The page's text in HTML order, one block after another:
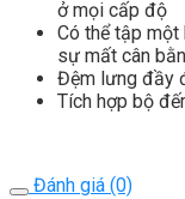
ở mọi cấp độ
Có thể tập một
sự mất cân
Đệm lưng đầy
Tích hợp bộ
Đánh giá (0)